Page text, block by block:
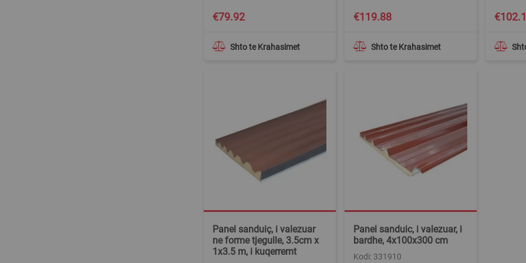
Shto te Krahasimet
€79.92
Shto te Krahasimet
€119.88
Panel sanduiç, i valezuar
ne forme tjegulle, 3.5cm x
1x3.5 m, i kuqerremt
Panel sanduic, i valezuar, i
bardhe, 4x100x300 cm
Kodi: 331910